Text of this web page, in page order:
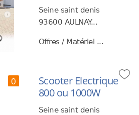
Seine saint denis
93600 AULNAY...
Offres / Matériel ...
0
Scooter Electrique
800 ou 1000W
Seine saint denis